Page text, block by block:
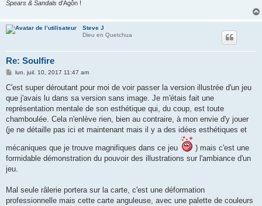
Spears & Sandals d'Agôn !
Steve J
Dieu en Quetchua
Re: Soulfire
M
s
a
g
e
lun. juil. 10, 2017 11:47 am
C'est super déroutant pour moi de voir passer la version illustrée d'un jeu
que j'avais lu dans sa version sans image. Je m'étais fait une
représentation mentale de son esthétique qui, du coup, est toute
chamboulée. Cela n'enlève rien, bien au contraire, à mon envie d'y jouer
(je ne détaille pas ici et maintenant mais il y a des idées esthétiques et
mécaniques que je trouve magnifiques dans ce jeu
) mais c'est une
formidable démonstration du pouvoir des illustrations sur l'ambiance d'un
jeu.
Mal seule râlerie portera sur la carte, c'est une déformation
professionnelle mais cette carte anguleuse, avec une palette de couleurs